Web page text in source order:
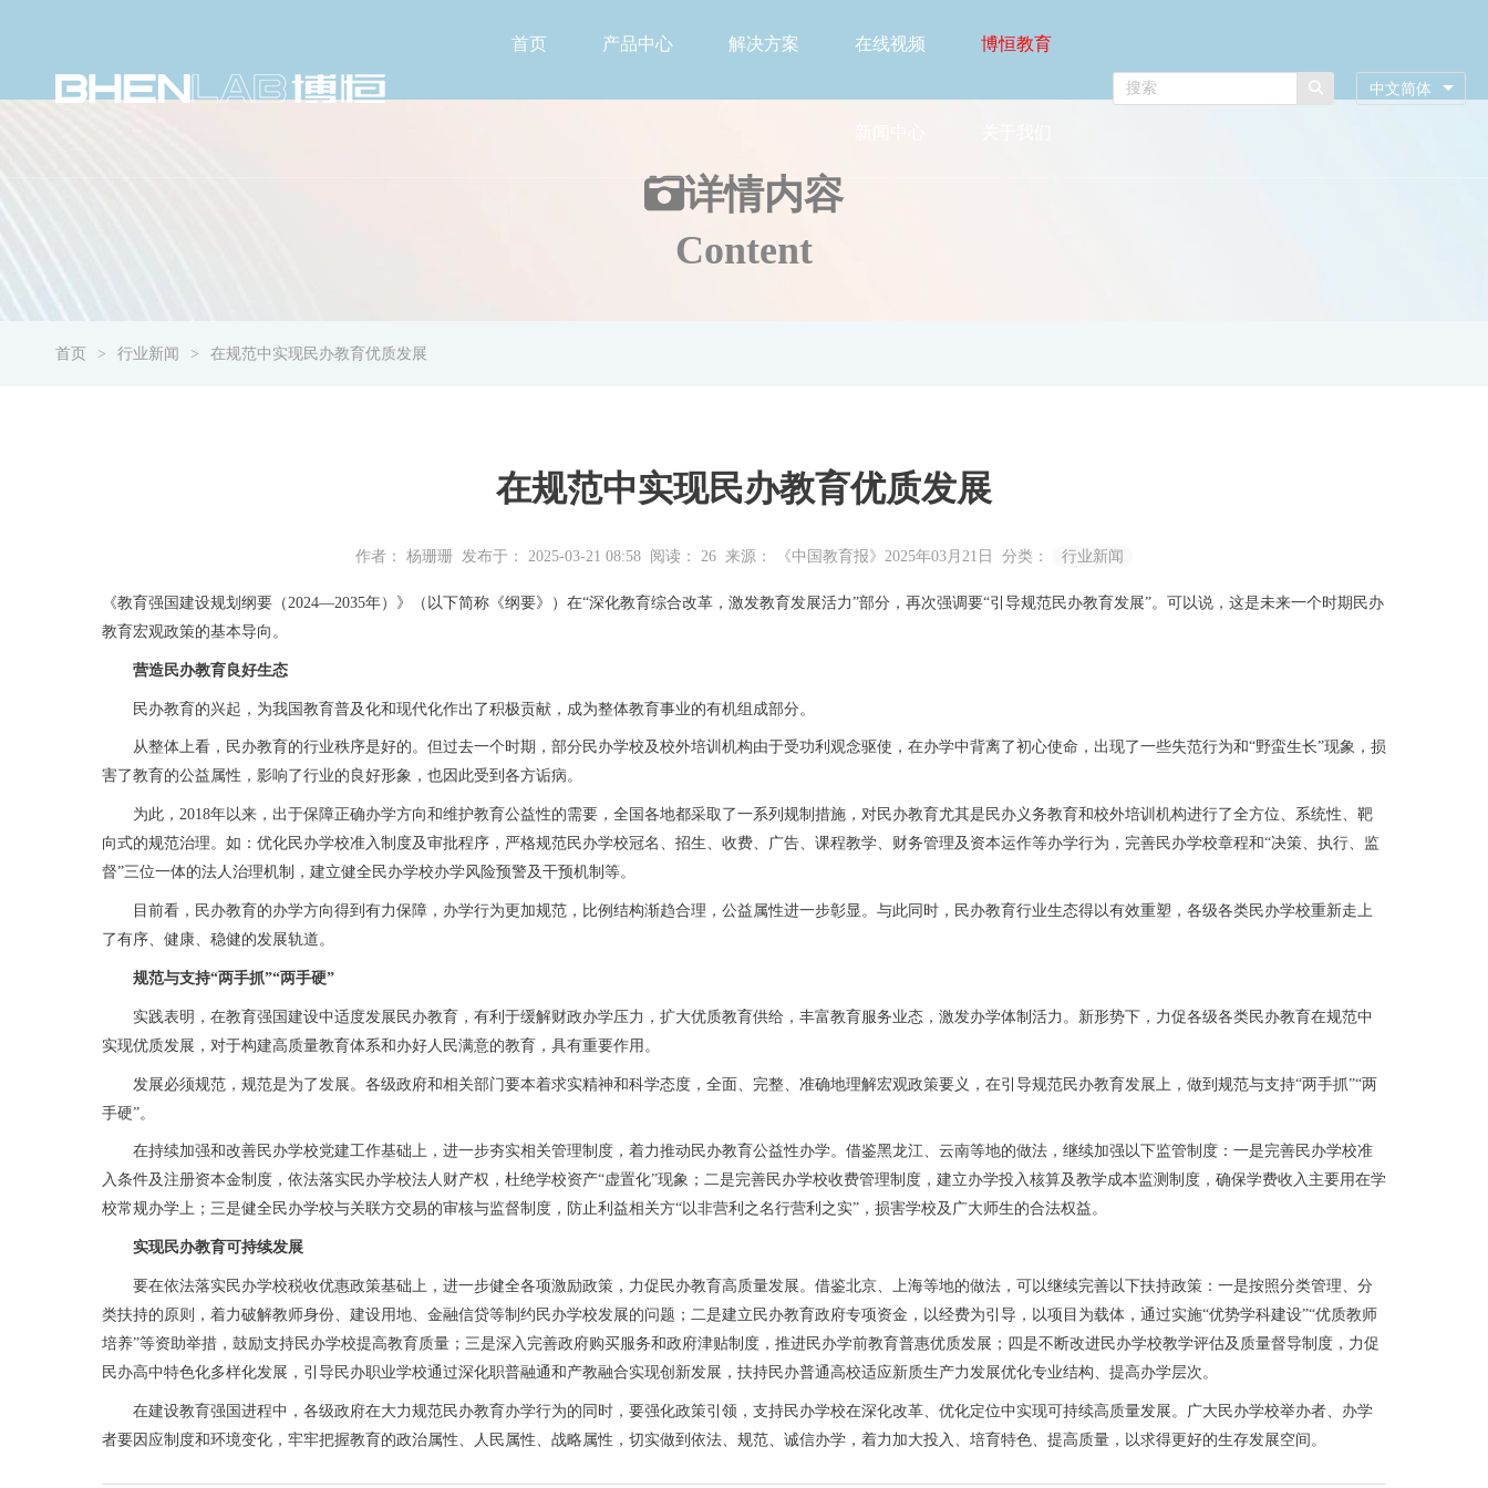
首页 产品中心 解决方案 在线视频 博恒教育
中文简体
详情内容
Content
首页 行业新闻 在规范中实现民办教育优质发展
在规范中实现民办教育优质发展
作者： 杨珊珊 发布于： 2025-03-21 08:58 阅读： 26 来源： 《中国教育报》2025年03月21日 分类： 行业新闻
《教育强国建设规划纲要（2024—2035年）》（以下简称《纲要》）在“深化教育综合改革，激发教育发展活力”部分，再次强调要“引导规范民办教育发展”。可以说，这是未来一个时期民办
教育宏观政策的基本导向。
营造民办教育良好生态
民办教育的兴起，为我国教育普及化和现代化作出了积极贡献，成为整体教育事业的有机组成部分。
从整体上看，民办教育的行业秩序是好的。但过去一个时期，部分民办学校及校外培训机构由于受功利观念驱使，在办学中背离了初心使命，出现了一些失范行为和“野蛮生长”现象，损
害了教育的公益属性，影响了行业的良好形象，也因此受到各方诟病。
为此，2018年以来，出于保障正确办学方向和维护教育公益性的需要，全国各地都采取了一系列规制措施，对民办教育尤其是民办义务教育和校外培训机构进行了全方位、系统性、靶
向式的规范治理。如：优化民办学校准入制度及审批程序，严格规范民办学校冠名、招生、收费、广告、课程教学、财务管理及资本运作等办学行为，完善民办学校章程和“决策、执行、监
督”三位一体的法人治理机制，建立健全民办学校办学风险预警及干预机制等。
目前看，民办教育的办学方向得到有力保障，办学行为更加规范，比例结构渐趋合理，公益属性进一步彰显。与此同时，民办教育行业生态得以有效重塑，各级各类民办学校重新走上
了有序、健康、稳健的发展轨道。
规范与支持“两手抓”“两手硬”
实践表明，在教育强国建设中适度发展民办教育，有利于缓解财政办学压力，扩大优质教育供给，丰富教育服务业态，激发办学体制活力。新形势下，力促各级各类民办教育在规范中
实现优质发展，对于构建高质量教育体系和办好人民满意的教育，具有重要作用。
发展必须规范，规范是为了发展。各级政府和相关部门要本着求实精神和科学态度，全面、完整、准确地理解宏观政策要义，在引导规范民办教育发展上，做到规范与支持“两手抓”“两
手硬”。
在持续加强和改善民办学校党建工作基础上，进一步夯实相关管理制度，着力推动民办教育公益性办学。借鉴黑龙江、云南等地的做法，继续加强以下监管制度：一是完善民办学校准
入条件及注册资本金制度，依法落实民办学校法人财产权，杜绝学校资产“虚置化”现象；二是完善民办学校收费管理制度，建立办学投入核算及教学成本监测制度，确保学费收入主要用在学
校常规办学上；三是健全民办学校与关联方交易的审核与监督制度，防止利益相关方“以非营利之名行营利之实”，损害学校及广大师生的合法权益。
实现民办教育可持续发展
要在依法落实民办学校税收优惠政策基础上，进一步健全各项激励政策，力促民办教育高质量发展。借鉴北京、上海等地的做法，可以继续完善以下扶持政策：一是按照分类管理、分
类扶持的原则，着力破解教师身份、建设用地、金融信贷等制约民办学校发展的问题；二是建立民办教育政府专项资金，以经费为引导，以项目为载体，通过实施“优势学科建设”“优质教师
培养”等资助举措，鼓励支持民办学校提高教育质量；三是深入完善政府购买服务和政府津贴制度，推进民办学前教育普惠优质发展；四是不断改进民办学校教学评估及质量督导制度，力促
民办高中特色化多样化发展，引导民办职业学校通过深化职普融通和产教融合实现创新发展，扶持民办普通高校适应新质生产力发展优化专业结构、提高办学层次。
在建设教育强国进程中，各级政府在大力规范民办教育办学行为的同时，要强化政策引领，支持民办学校在深化改革、优化定位中实现可持续高质量发展。广大民办学校举办者、办学
者要因应制度和环境变化，牢牢把握教育的政治属性、人民属性、战略属性，切实做到依法、规范、诚信办学，着力加大投入、培育特色、提高质量，以求得更好的生存发展空间。